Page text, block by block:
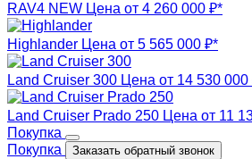
RAV4 NEW Цена от 4 260 000 ₽*
Highlander Цена от 5 565 000 ₽*
Land Cruiser 300 Цена от 14 530 000
Land Cruiser Prado 250 Цена от 11
Покупка
Покупка
Заказать обратный звонок